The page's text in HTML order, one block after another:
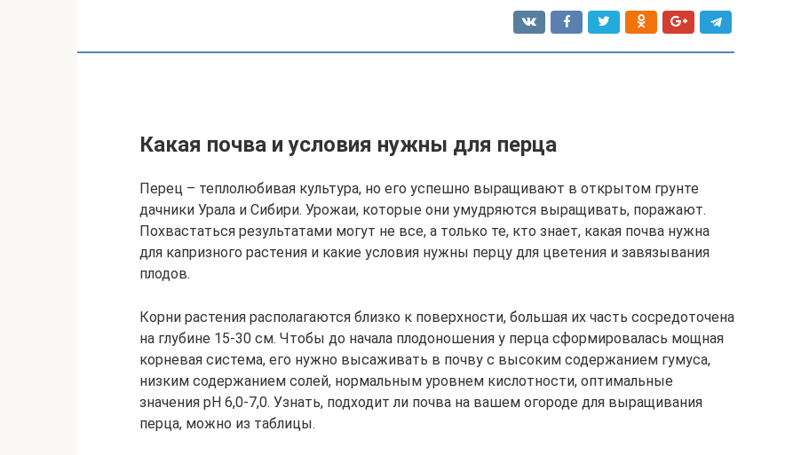
Какая почва и условия нужны для перца
Перец – теплолюбивая культура, но его успешно выращивают в открытом грунте
дачники Урала и Сибири. Урожаи, которые они умудряются выращивать, поражают.
Похвастаться результатами могут не все, а только те, кто знает, какая почва нужна
для капризного растения и какие условия нужны перцу для цветения и завязывания
плодов.
Корни растения располагаются близко к поверхности, большая их часть сосредоточена
на глубине 15-30 см. Чтобы до начала плодоношения у перца сформировалась мощная
корневая система, его нужно высаживать в почву с высоким содержанием гумуса,
низким содержанием солей, нормальным уровнем кислотности, оптимальные
значения pH 6,0-7,0. Узнать, подходит ли почва на вашем огороде для выращивания
перца, можно из таблицы.